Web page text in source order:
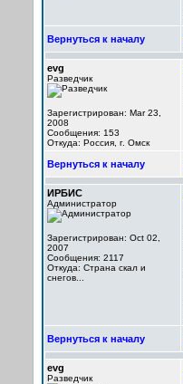
Вернуться к началу
evg
Разведчик
Зарегистрирован: Mar 23,
2008
Сообщения: 153
Откуда: Россия, г. Омск
Вернуться к началу
ИРБИС
Администратор
Зарегистрирован: Oct 02,
2007
Сообщения: 2117
Откуда: Cтрана скал и
снегов...
Вернуться к началу
evg
Разведчик